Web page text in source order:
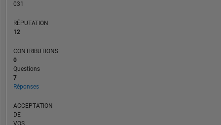
031
RÉPUTATION
12
CONTRIBUTIONS
0
Questions
7
Réponses
ACCEPTATION
DE
VOS